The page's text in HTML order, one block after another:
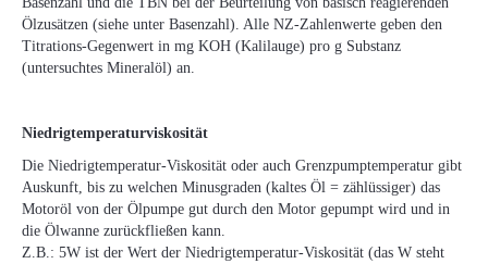
Ölzusätzen (siehe unter Basenzahl). Alle NZ-Zahlenwerte geben den
Titrations-Gegenwert in mg KOH (Kalilauge) pro g Substanz
(untersuchtes Mineralöl) an.
Niedrigtemperaturviskosität
Die Niedrigtemperatur-Viskosität oder auch Grenzpumptemperatur gibt
Auskunft, bis zu welchen Minusgraden (kaltes Öl = zählüssiger) das
Motoröl von der Ölpumpe gut durch den Motor gepumpt wird und in
die Ölwanne zurückfließen kann.
Z.B.: 5W ist der Wert der Niedrigtemperatur-Viskosität (das W steht